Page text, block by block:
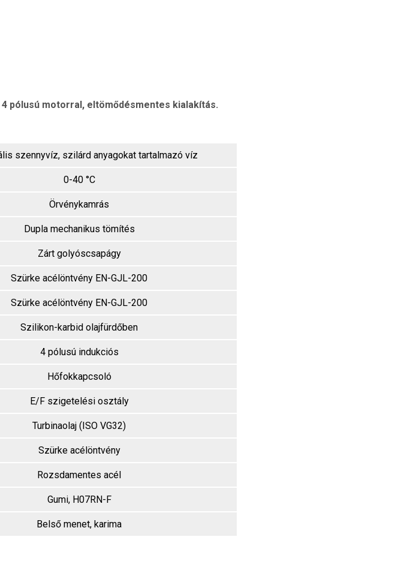
pólusú motorral, eltömődésmentes kialakítás.
szennyvíz, szilárd anyagokat tartalmazó víz
0-40 °C
Örvénykamrás
Dupla mechanikus tömítés
Zárt golyóscsapágy
Szürke acélöntvény EN-GJL-200
Szürke acélöntvény EN-GJL-200
Szilikon-karbid olajfürdőben
4 pólusú indukciós
Hőfokkapcsoló
E/F szigetelési osztály
Turbinaolaj (ISO VG32)
Szürke acélöntvény
Rozsdamentes acél
Gumi, H07RN-F
Belső menet, karima